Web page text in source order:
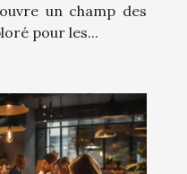
un champ des
pour les...